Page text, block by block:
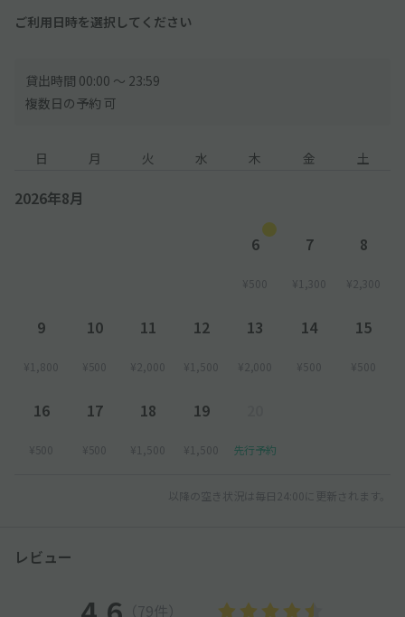
ご利用日時を選択してください
貸出時間 00:00 〜 23:59
複数日の予約 可
日 月 火 水 木 金 土
2026年8月
6
¥500
7
¥1,300
8
¥2,300
9
¥1,800
10
¥500
11
¥2,000
12
¥1,500
13
¥2,000
14
¥500
15
¥500
16
¥500
17
¥500
18
¥1,500
19
¥1,500 先行予約
以降の空き状況は毎日24:00に更新されます。
レビュー
（79件）